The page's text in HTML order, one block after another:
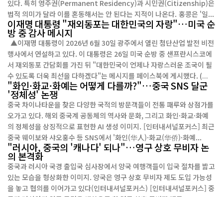
있다. 특히 영주권(Permanent Residency)과 시민권(Citizenship)은
법적 의미가 달라 이를 혼동해서는 안 된다는 지적이 나온다. 홍콩은 '일...
이재명 대통령 "재외동포는 대한민국의 자랑"…미국 순
방 중 감사 메시지
행사에서 연설하고 있다. 이 대통령은 26일 미국 순방 중 샌프란시스코에
서 재외동포 간담회를 가진 뒤 "대한민국이 언제나 자랑스러운 조국이 될
수 있도록 더욱 최선을 다하겠다"는 메시지를 페이스북에 게시했다. (...
"화인·화교·화예는 어떻게 다를까?"…중국 SNS 달군
'정체성' 논쟁
중국 차이나타운을 찾은 다양한 국적의 방문객들이 전통 패루와 상점가를
오가고 있다. 해외 중국계 공동체의 역사와 문화, 그리고 화인·화교·화예
의 정체성을 상징적으로 표현한 AI 생성 이미지. [인터내셔널포커스] 최근
중국 웨이보와 샤오훙수 등 SNS에서 '화인(华人)·화교(华侨)·화예...
"러시아, 중국의 '캐나다' 되나"…영구 상호 무비자 논
의 본격화
중국과 러시아 국경 출입국 심사장에서 양국 여행객들이 입국 절차를 밟고
있는 모습을 형상화한 이미지. 양국은 영구 상호 무비자 제도 도입 가능성
을 놓고 협의를 이어가고 있다(인터내셔널포커스) [인터내셔널포커스] 중